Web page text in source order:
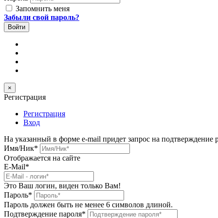
Запомнить меня
Забыли свой пароль?
×
Регистрация
Регистрация
Вход
На указанный в форме e-mail придет запрос на подтверждение
Имя/Ник*
Отображается на сайте
E-Mail*
Это Ваш логин, виден только Вам!
Пароль*
Пароль должен быть не менее 6 символов длиной.
Подтверждение пароля*